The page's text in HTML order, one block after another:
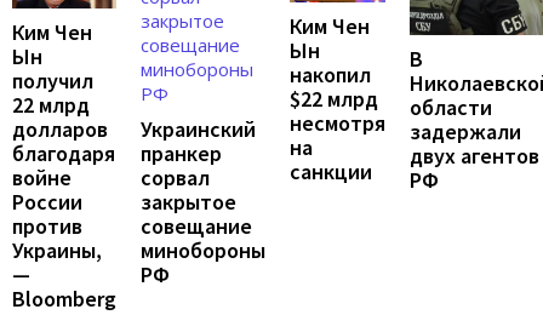
Ким Чен
Ын
получил
22 млрд
долларов
благодаря
войне
России
против
Украины,
—
Bloomberg
Украинский
пранкер
сорвал
закрытое
совещание
минобороны
РФ
Ким Чен
Ын
накопил
$22 млрд
несмотря
на
санкции
В
области
задержали
двух агентов
РФ